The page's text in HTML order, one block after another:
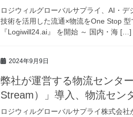
ロジウィルグローバルサプライ、AI・
技術を活用した流通×物流をOne Stop
『Logiwill24.ai』 を開始 ～ 国内・海 […]
2024年9月9日
弊社が運営する物流センタ
Stream）」導入、物流セン
ロジウィルグローバルサプライ株式会